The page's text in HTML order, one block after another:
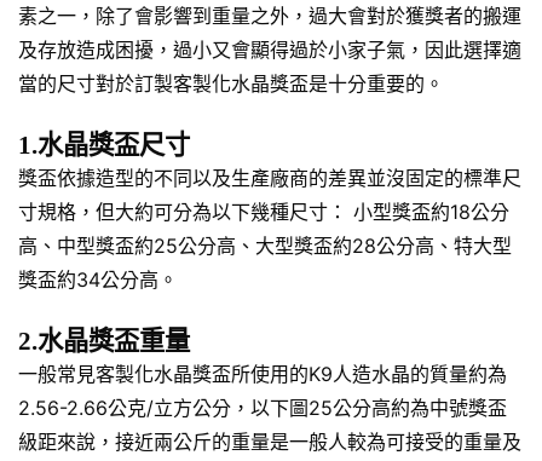
素之一，除了會影響到重量之外，過大會對於獲獎者的搬運
及存放造成困擾，過小又會顯得過於小家子氣，因此選擇適
當的尺寸對於訂製客製化水晶獎盃是十分重要的。
1.水晶獎盃尺寸
獎盃依據造型的不同以及生產廠商的差異並沒固定的標準尺
寸規格，但大約可分為以下幾種尺寸： 小型獎盃約18公分
高、中型獎盃約25公分高、大型獎盃約28公分高、特大型
獎盃約34公分高。
2.水晶獎盃重量
一般常見客製化水晶獎盃所使用的K9人造水晶的質量約為
2.56-2.66公克/立方公分，以下圖25公分高約為中號獎盃
級距來說，接近兩公斤的重量是一般人較為可接受的重量及